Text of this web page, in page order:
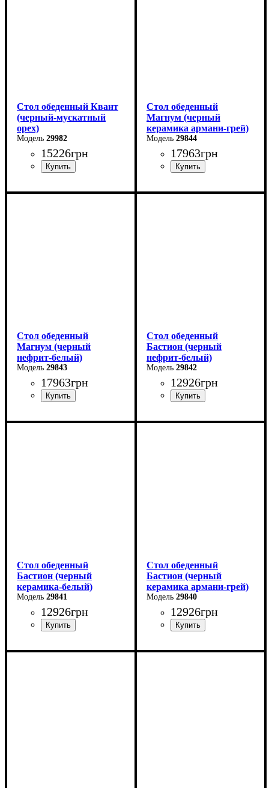
Стол обеденный Квант
(черный-мускатный
орех)
29982
15226грн
Длина - 160 (+60) см
Стол обеденный
Магнум (черный
керамика армани-грей)
29844
17963грн
Ширина: 180 (+80) см
Стол обеденный
Магнум (черный
нефрит-белый)
29843
17963грн
Ширина: 180 (+80) см
Стол обеденный
Бастион (черный
нефрит-белый)
29842
12926грн
Ширина: 140 (+60) см
Стол обеденный
Бастион (черный
керамика-белый)
29841
12926грн
Ширина: 140 (+60) см
Стол обеденный
Бастион (черный
керамика армани-грей)
29840
12926грн
Ширина: 140 (+60) см